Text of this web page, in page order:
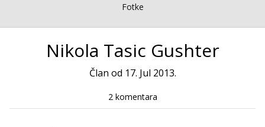
Fotke
Nikola Tasic Gushter
Član od 17. Jul 2013.
2 komentara